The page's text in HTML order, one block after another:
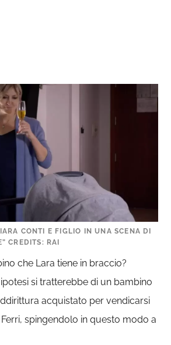
CONTI E FIGLIO IN UNA SCENA DI
CREDITS: RAI
che Lara tiene in braccio?
si tratterebbe di un bambino
acquistato per vendicarsi
spingendolo in questo modo a